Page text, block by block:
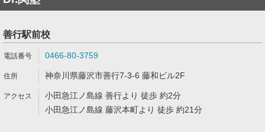
善行駅前校
0466-80-3759
神奈川県藤沢市善行7-3-6 藤和ビル2F
小田急江ノ島線 善行より 徒歩 約2分
小田急江ノ島線 藤沢本町より 徒歩 約21分